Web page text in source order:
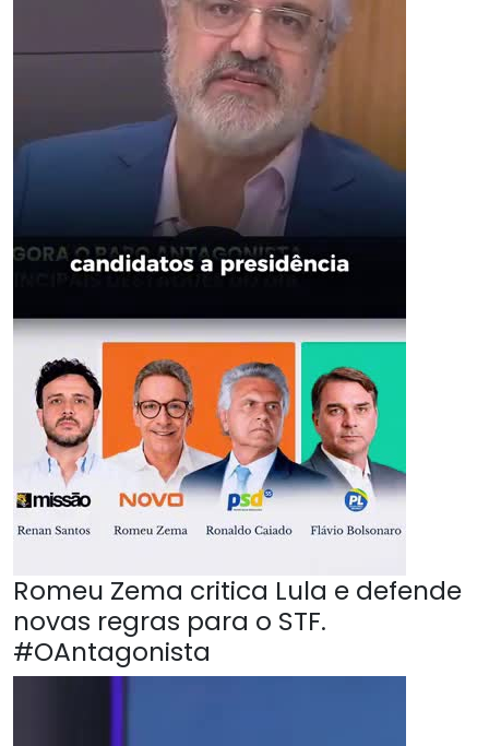
Romeu Zema critica Lula e defende
novas regras para o STF.
#OAntagonista